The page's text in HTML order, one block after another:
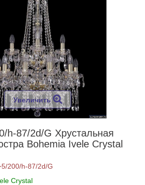
Увеличить
h-87/2d/G Хрустальная
Bohemia Ivele Crystal
200/h-87/2d/G
Crystal